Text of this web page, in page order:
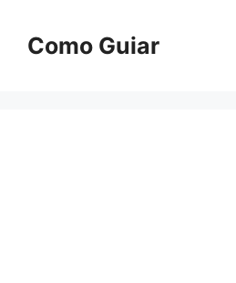
contentComo Guiar